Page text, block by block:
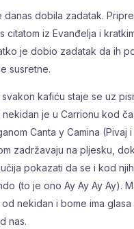
danas dobila zadatak.
citatom iz Evanđelja i
je dobio zadatak da ih
susretne.
kafiću staje se uz
je u Carrionu kod
Canta y Camina (Pivaj
zadržavaju na pljesku,
pokazati da se i kod
(to je ono Ay Ay Ay Ay).
nekidan i bome ima
nas.